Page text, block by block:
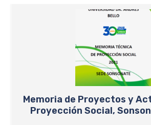
Memoria de Proyectos y
Proyección Social,